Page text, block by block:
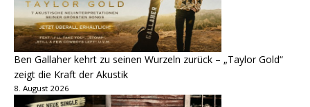
Ben Gallaher kehrt zu seinen Wurzeln zurück – „Taylor Gold“
zeigt die Kraft der Akustik
8. August 2026